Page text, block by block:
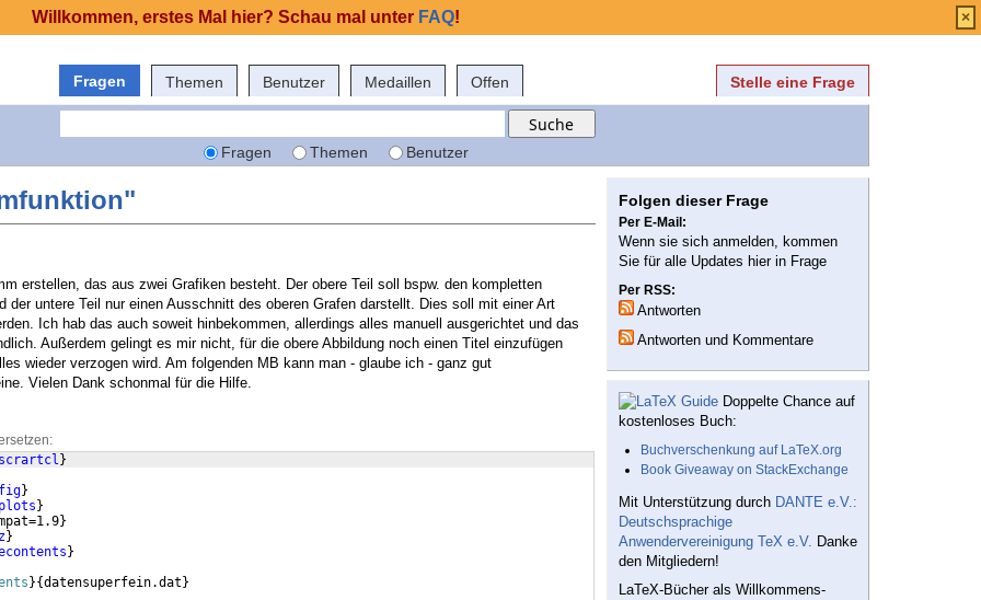
Fragen Themen Benutzer Medaillen Offen Stelle eine Frage
Fragen Themen Benutzer
erstellen, das aus zwei Grafiken besteht. Der obere Teil soll bspw. den kompletten
der untere Teil nur einen Ausschnitt des oberen Grafen darstellt. Dies soll mit einer Art
Ich hab das auch soweit hinbekommen, allerdings alles manuell ausgerichtet und das
Außerdem gelingt es mir nicht, für die obere Abbildung noch einen Titel einzufügen
wieder verzogen wird. Am folgenden MB kann man - glaube ich - ganz gut
Vielen Dank schonmal für die Hilfe.
scrartcl }
}
}
}
}
}
}{datensuperfein.dat }
Folgen dieser Frage
Per E-Mail:
Wenn sie sich anmelden, kommen
Sie für alle Updates hier in Frage
Per RSS:
Antworten
Antworten und Kommentare
Doppelte Chance auf
kostenloses Buch:
Buchverschenkung auf LaTeX.org
Book Giveaway on StackExchange
Mit Unterstützung durch DANTE e.V.:
Deutschsprachige
Anwendervereinigung TeX e.V. Danke
den Mitgliedern!
LaTeX-Bücher als Willkommens-
Willkommen, erstes Mal hier? Schau mal unter FAQ! ×